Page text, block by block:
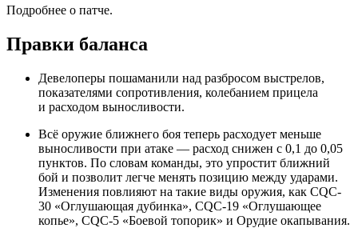
Подробнее о патче.
Правки баланса
Девелоперы пошаманили над разбросом выстрелов,
показателями сопротивления, колебанием прицела
и расходом выносливости.
Всё оружие ближнего боя теперь расходует меньше
выносливости при атаке — расход снижен с 0,1 до 0,05
пунктов. По словам команды, это упростит ближний
бой и позволит легче менять позицию между ударами.
Изменения повлияют на такие виды оружия, как CQC-
30 «Оглушающая дубинка», CQC-19 «Оглушающее
копье», CQC-5 «Боевой топорик» и Орудие окапывания.